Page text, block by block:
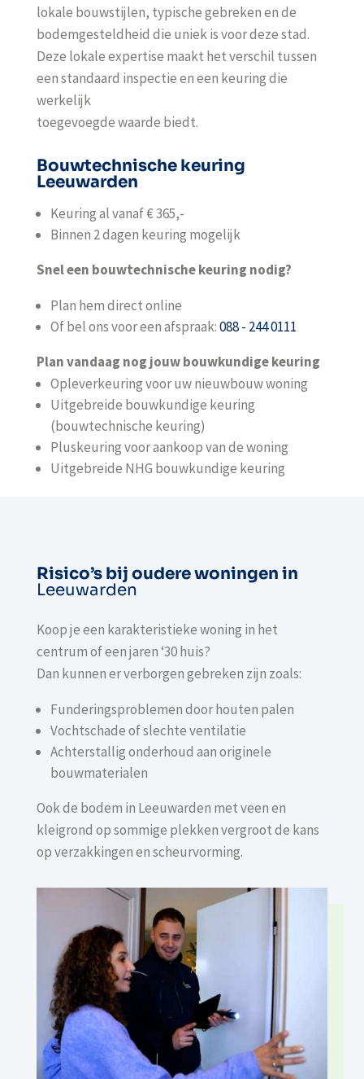
lokale bouwstijlen, typische gebreken en de
bodemgesteldheid die uniek is voor deze stad.
Deze lokale expertise maakt het verschil tussen
een standaard inspectie en een keuring die
werkelijk
toegevoegde waarde biedt.
Bouwtechnische keuring
Leeuwarden
Keuring al vanaf € 365,-
Binnen 2 dagen keuring mogelijk
Snel een bouwtechnische keuring nodig?
Plan hem direct online
Of bel ons voor een afspraak:088 - 244 0111
Plan vandaag nog jouw bouwkundige keuring
Opleverkeuring voor uw nieuwbouw woning
Uitgebreide bouwkundige keuring
(bouwtechnische keuring)
Pluskeuring voor aankoop van de woning
Uitgebreide NHG bouwkundige keuring
Risico’s bij oudere woningen in
Leeuwarden
Koop je een karakteristieke woning in het
centrum of een jaren ‘30 huis?
Dan kunnen er verborgen gebreken zijn zoals:
Funderingsproblemen door houten palen
Vochtschade of slechte ventilatie
Achterstallig onderhoud aan originele
bouwmaterialen
Ook de bodem in Leeuwarden met veen en
kleigrond op sommige plekken vergroot de kans
op verzakkingen en scheurvorming.